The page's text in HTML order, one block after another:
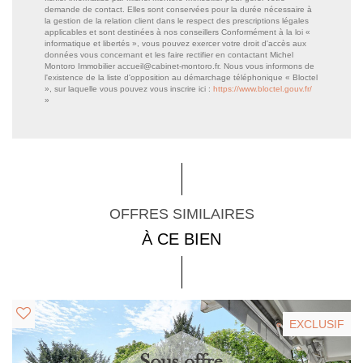
demande de contact. Elles sont conservées pour la durée nécessaire à
la gestion de la relation client dans le respect des prescriptions légales
applicables et sont destinées à nos conseillers Conformément à la loi «
informatique et libertés », vous pouvez exercer votre droit d'accès aux
données vous concernant et les faire rectifier en contactant Michel
Montoro Immobilier accueil@cabinet-montoro.fr. Nous vous informons de
l'existence de la liste d'opposition au démarchage téléphonique « Bloctel
», sur laquelle vous pouvez vous inscrire ici : https://www.bloctel.gouv.fr/
»
OFFRES SIMILAIRES
À CE BIEN
EXCLUSIF